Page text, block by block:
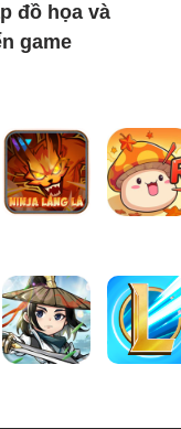
đồ họa và
game